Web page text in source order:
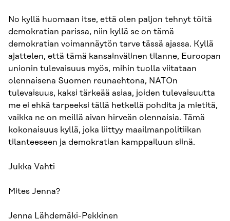
No kyllä huomaan itse, että olen paljon tehnyt töitä
demokratian parissa, niin kyllä se on tämä
demokratian voimannäytön tarve tässä ajassa. Kyllä
ajattelen, että tämä kansainvälinen tilanne, Euroopan
unionin tulevaisuus myös, mihin tuolla viitataan
olennaisena Suomen reunaehtona, NATOn
tulevaisuus, kaksi tärkeää asiaa, joiden tulevaisuutta
me ei ehkä tarpeeksi tällä hetkellä pohdita ja mietitä,
vaikka ne on meillä aivan hirveän olennaisia. Tämä
kokonaisuus kyllä, joka liittyy maailmanpolitiikan
tilanteeseen ja demokratian kamppailuun siinä.
Jukka Vahti
Mites Jenna?
Jenna Lähdemäki-Pekkinen